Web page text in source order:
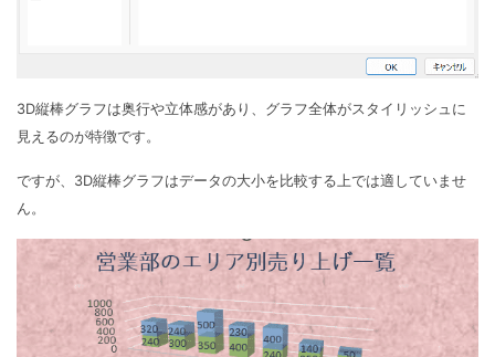
3D縦棒グラフは奥行や立体感があり、グラフ全体がスタイリッシュに
見えるのが特徴です。
ですが、3D縦棒グラフはデータの大小を比較する上では適していませ
ん。